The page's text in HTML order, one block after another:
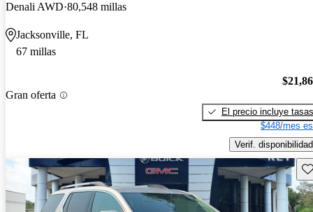
Denali AWD 80,548 millas
Jacksonville, FL
67 millas
Gran oferta
El precio incluye tasas
$448/mes
Verif. disponibilidad